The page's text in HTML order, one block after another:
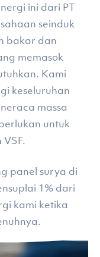
ini dari PT
seinduk
bakar dan
memasok
Kami
keseluruhan
massa
untuk
panel surya di
1% dari
kami ketika